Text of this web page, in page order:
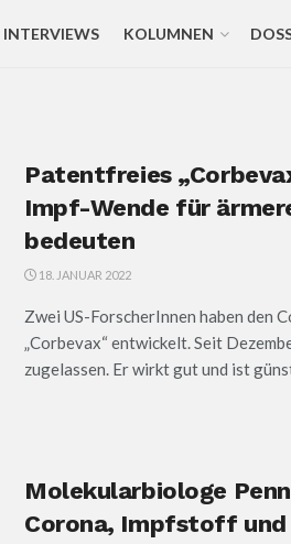
INTERVIEWS KOLUMNEN
Patentfreies
Impf-Wende für
bedeuten
18. JANUAR 2022
Zwei US-ForscherInnen haben den
„Corbevax“ entwickelt. Seit
zugelassen. Er wirkt gut und ist
Molekularbiologe
Corona, Impfstoff und